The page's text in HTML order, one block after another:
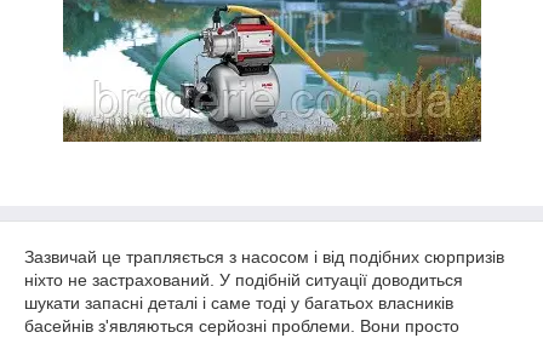
Зазвичай це трапляється з насосом і від подібних сюрпризів
ніхто не застрахований. У подібній ситуації доводиться
шукати запасні деталі і саме тоді у багатьох власників
басейнів з'являються серйозні проблеми. Вони просто